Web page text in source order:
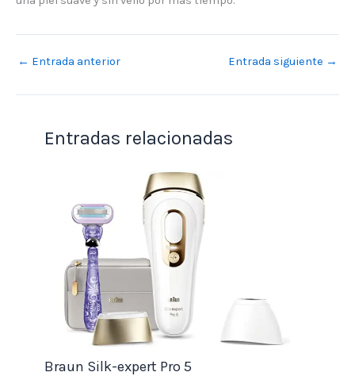
← Entrada anterior Entrada siguiente →
Entradas relacionadas
Braun Silk-expert Pro 5